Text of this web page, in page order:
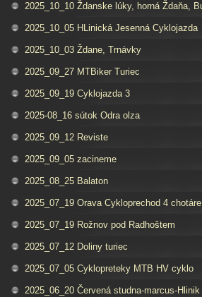
2025_10_10 Ždanske lúky, horná Ždaňa,
2025_10_05 HLinická Jesenná Cyklojazda
2025_10_03 Ždane, Trnávky
2025_09_27 MTBiker Turiec
2025_09_19 Cyklojazda 3
2025-08_16 sútok Odra olza
2025_09_12 Reviste
2025_09_05 zacineme
2025_08_25 Balaton
2025_07_19 Orava Cykloprechod 4 chotáre
2025_07_19 Rožnov pod Radhoštem
2025_07_12 Doliny turiec
2025_07_05 Cyklopreteky MTB HV cyklo
2025_06_20 Červená studna-marcus-Hlinik